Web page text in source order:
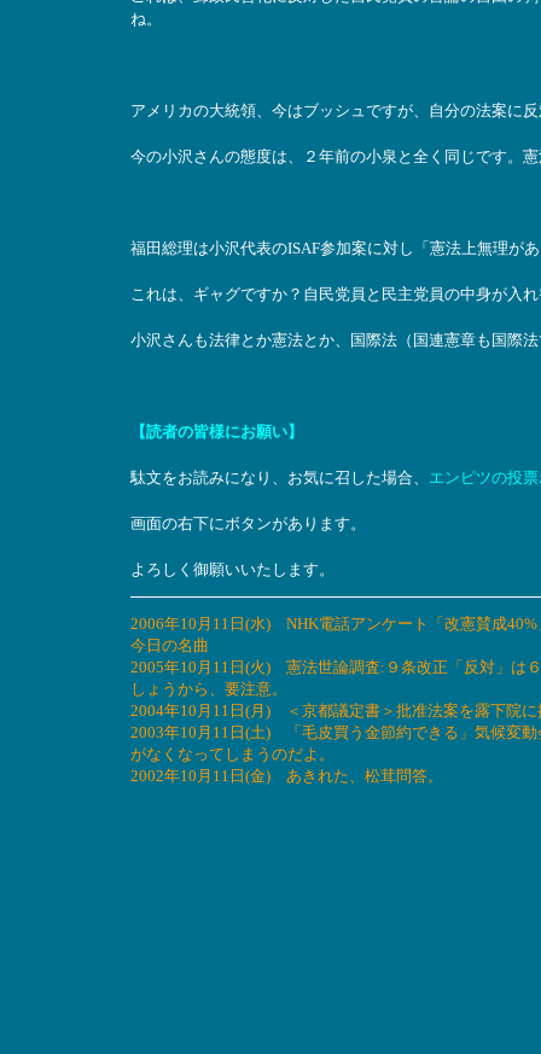
ね。
アメリカの大統領、今はブッシュですが、自分の法案に
今の小沢さんの態度は、２年前の小泉と全く同じです。
福田総理は小沢代表のISAF参加案に対し「憲法上無理が
これは、ギャグですか？自民党員と民主党員の中身が入
小沢さんも法律とか憲法とか、国際法（国連憲章も国際
【読者の皆様にお願い】
駄文をお読みになり、お気に召した場合、 エンピツの投
画面の右下にボタンがあります。
よろしく御願いいたします。
2006年10月11日(水) NHK電話アンケート「改憲賛成
今日の名曲
2005年10月11日(火) 憲法世論調査:９条改正「反対」
しょうから、要注意。
2004年10月11日(月) ＜京都議定書＞批准法案を露下
2003年10月11日(土) 「毛皮買う金節約できる」気候変
がなくなってしまうのだよ。
2002年10月11日(金) あきれた、松茸問答。